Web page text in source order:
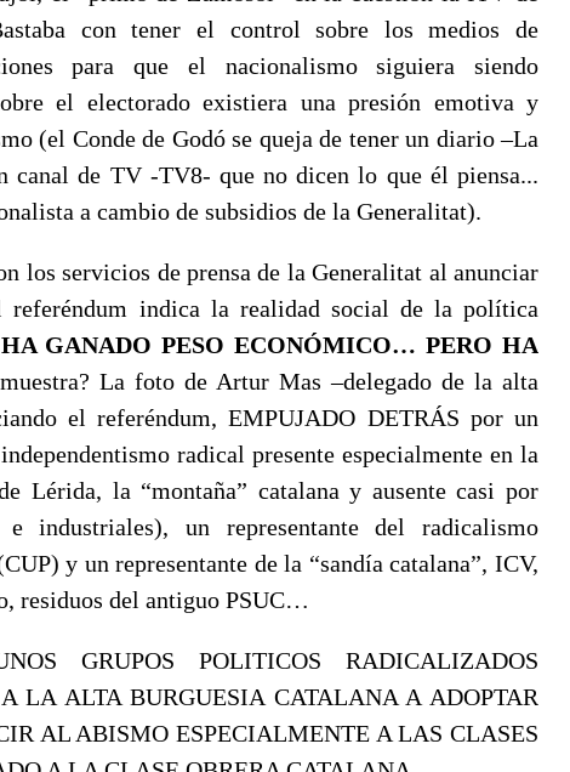
con tener el control sobre los medios de
para que el nacionalismo siguiera siendo
el electorado existiera una presión emotiva y
(el Conde de Godó se queja de tener un diario –La
canal de TV -TV8- que no dicen lo que él piensa...
a cambio de subsidios de la Generalitat).
los servicios de prensa de la Generalitat al anunciar
referéndum indica la realidad social de la política
GANADO PESO ECONÓMICO… PERO HA
La foto de Artur Mas –delegado de la alta
el referéndum, EMPUJADO DETRÁS por un
radical presente especialmente en la
Lérida, la “montaña” catalana y ausente casi por
industriales), un representante del radicalismo
y un representante de la “sandía catalana”, ICV,
residuos del antiguo PSUC…
GRUPOS POLITICOS RADICALIZADOS
LA ALTA BURGUESIA CATALANA A ADOPTAR
AL ABISMO ESPECIALMENTE A LAS CLASES